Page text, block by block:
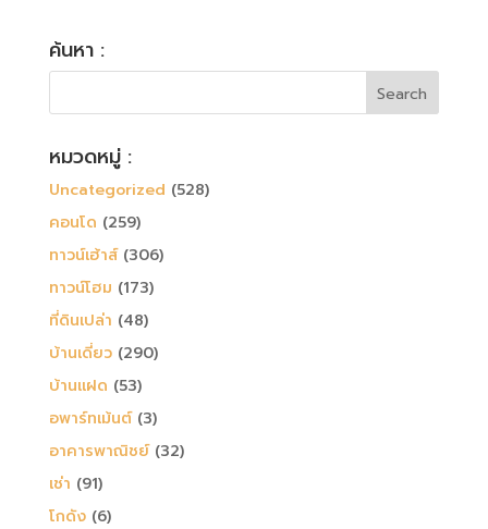
ค้นหา :
หมวดหมู่ :
Uncategorized (528)
คอนโด (259)
ทาวน์เฮ้าส์(306)
ทาวน์โฮม (173)
ที่ดินเปล่า (48)
บ้านเดี่ยว(290)
บ้านแฝด (53)
อพาร์ทเม้นต์(3)
อาคารพาณิชย์(32)
เช่า (91)
โกดัง(6)